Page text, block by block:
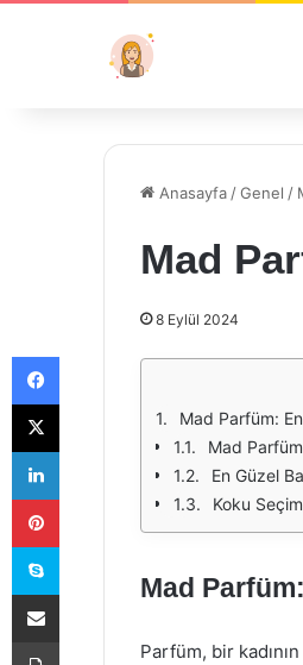
Anasayfa /Genel /
Mad
8 Eylül 2024
Mad Parfüm:
Mad
En Güzel
Koku
Mad
Parfüm, bir
Facebook
X
LinkedIn
Pinterest
Skype
E-Posta ile paylaş